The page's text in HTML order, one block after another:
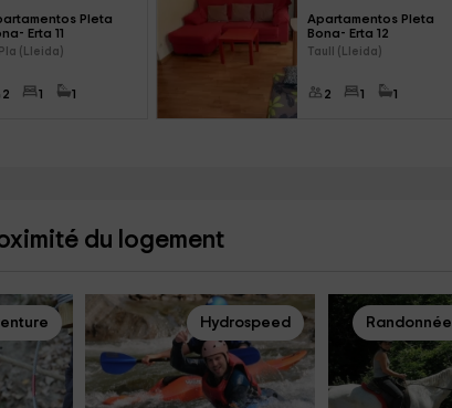
Pleta
Erta 11
Pla (Lleida)
2 1 1
Apartamentos Pleta
Bona- Erta 12
Taull (Lleida)
2 1 1
du logement
Hydrospeed